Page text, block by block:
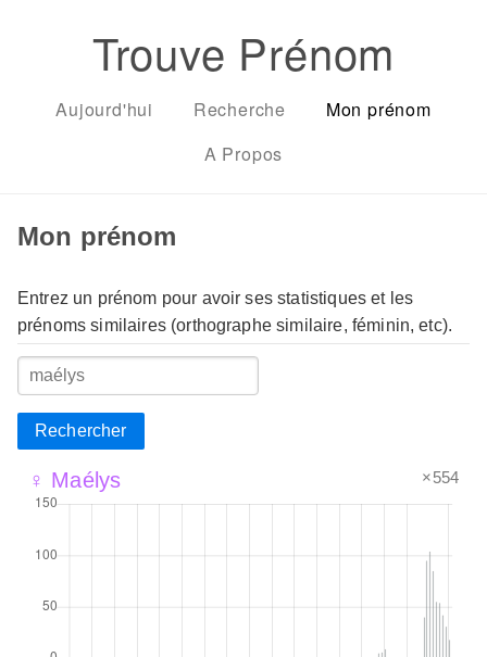
Trouve Prénom
Aujourd'hui Recherche
Mon prénom
A Propos
Mon prénom
Entrez un prénom pour avoir ses statistiques et les
prénoms similaires (orthographe similaire, féminin, etc).
Rechercher
♀ Maélys ×554